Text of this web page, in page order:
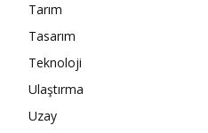
Tarım
Tasarım
Teknoloji
Ulaştırma
Uzay